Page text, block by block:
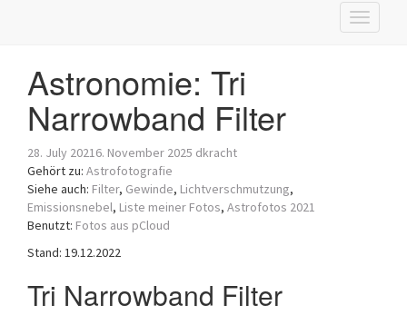
Toggle
Astronomie: Tri
Narrowband Filter
28. July 20216. November 2025 dkracht
Gehört zu: Astrofotografie
Siehe auch: Filter, Gewinde, Lichtverschmutzung,
Emissionsnebel, Liste meiner Fotos, Astrofotos 2021
Benutzt: Fotos aus pCloud
Stand: 19.12.2022
Tri Narrowband Filter